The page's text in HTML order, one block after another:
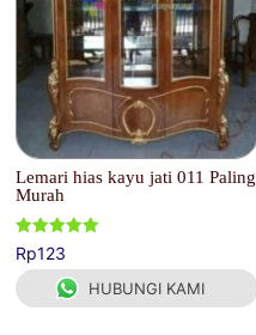
Lemari hias kayu jati 011 Paling
Murah
Dinilai
5.00
dari 5
Rp123
HUBUNGI KAMI